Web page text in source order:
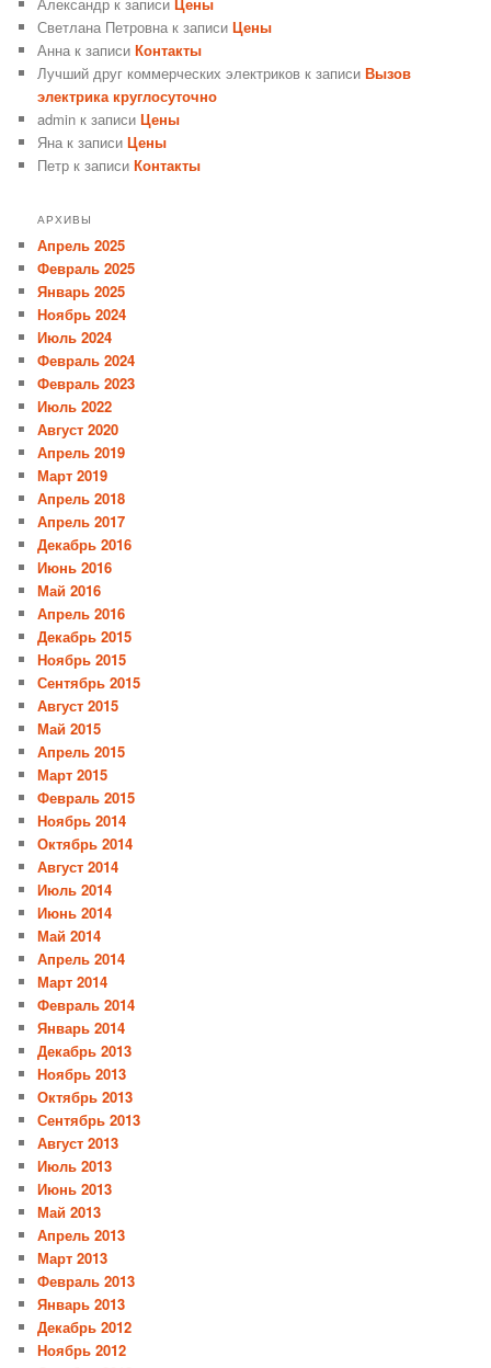
Светлана Петровна к записиЦены
Анна к записиКонтакты
Лучший друг коммерческих электриков к записиВызов
электрика круглосуточно
admin к записиЦены
Яна к записиЦены
Петр к записиКонтакты
АРХИВЫ
Апрель 2025
Февраль 2025
Январь 2025
Ноябрь 2024
Июль 2024
Февраль 2024
Февраль 2023
Июль 2022
Август 2020
Апрель 2019
Март 2019
Апрель 2018
Апрель 2017
Декабрь 2016
Июнь 2016
Май 2016
Апрель 2016
Декабрь 2015
Ноябрь 2015
Сентябрь 2015
Август 2015
Май 2015
Апрель 2015
Март 2015
Февраль 2015
Ноябрь 2014
Октябрь 2014
Август 2014
Июль 2014
Июнь 2014
Май 2014
Апрель 2014
Март 2014
Февраль 2014
Январь 2014
Декабрь 2013
Ноябрь 2013
Октябрь 2013
Сентябрь 2013
Август 2013
Июль 2013
Июнь 2013
Май 2013
Апрель 2013
Март 2013
Февраль 2013
Январь 2013
Декабрь 2012
Ноябрь 2012